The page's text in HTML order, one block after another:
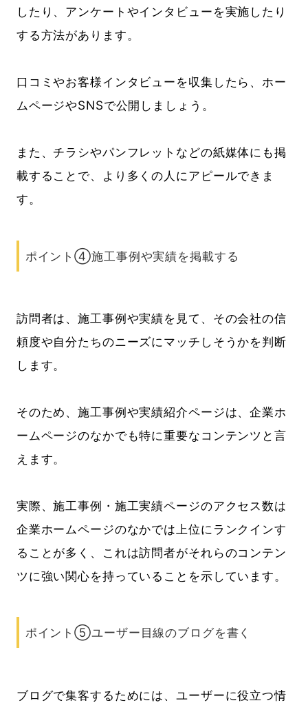
したり、アンケートやインタビューを実施したり
する方法があります。
口コミやお客様インタビューを収集したら、ホー
ムページやSNSで公開しましょう。
また、チラシやパンフレットなどの紙媒体にも掲
載することで、より多くの人にアピールできま
す。
ポイント④施工事例や実績を掲載する
訪問者は、施工事例や実績を見て、その会社の信
頼度や自分たちのニーズにマッチしそうかを判断
します。
そのため、施工事例や実績紹介ページは、企業ホ
ームページのなかでも特に重要なコンテンツと言
えます。
実際、施工事例・施工実績ページのアクセス数は
企業ホームページのなかでは上位にランクインす
ることが多く、これは訪問者がそれらのコンテン
ツに強い関心を持っていることを示しています。
ポイント⑤ユーザー目線のブログを書く
ブログで集客するためには、ユーザーに役立つ情